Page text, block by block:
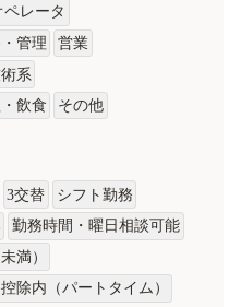
レータ
管理
営業
系
飲食 その他
3交替
シフト勤務
勤務時間・曜日相談可能
満）
除内（パートタイム）